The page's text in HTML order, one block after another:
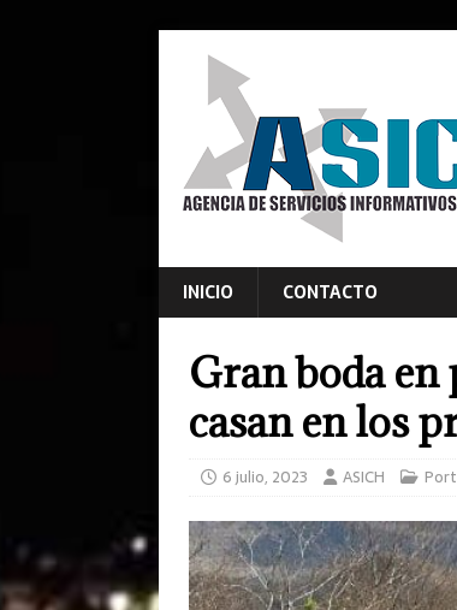
INICIO CONTACTO
Gran boda en
casan en los
6 julio, 2023 ASICH